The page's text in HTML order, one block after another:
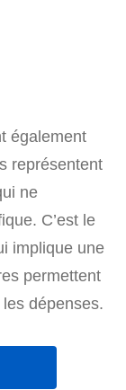
également
représentent
ne
C’est le
implique une
permettent
dépenses.